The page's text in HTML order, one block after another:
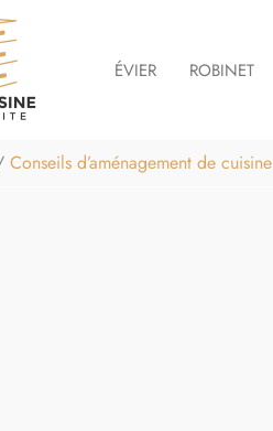
ÉVIER ROBINET
Conseils d’aménagement de cuisine